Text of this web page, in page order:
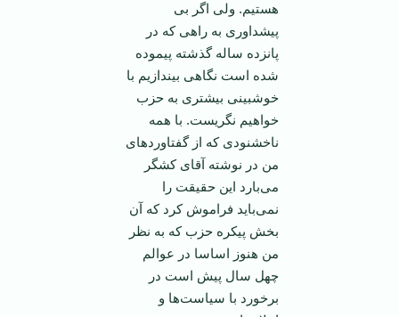
هستیم. ولی اگر بی
پیشداوری به راهی که در
پانزده ساله گذشته پیموده
شده است نگاهی بیندازیم با
خوشبینی بیشتری به حزب
خواهیم نگریست. با همه
ناخشنودی که از گفتاورد‌های
من در نوشته آقای کشگر
می‌بارد این حقیقت را
نمی‌باید فراموش کرد که آن
بخش پیکره حزب که به نظر
من هنوز اساسا در عوالم
چهل سال پیش است در
برخورد با سیاست‌ها و